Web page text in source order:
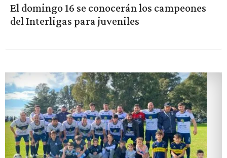
El domingo 16 se conocerán los campeones
del Interligas para juveniles